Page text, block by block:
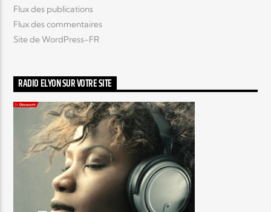
Flux des publications
Flux des commentaires
Site de WordPress-FR
RADIO ELYON SUR VOTRE SITE